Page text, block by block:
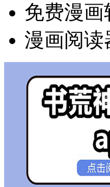
免费漫画
漫画阅读